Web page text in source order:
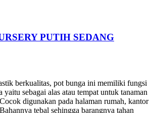
PUTIH SEDANG
berkualitas, pot bunga ini memiliki fungsi
yaitu sebagai alas atau tempat untuk tanaman
digunakan pada halaman rumah, kantor
tebal sehingga barangnya tahan